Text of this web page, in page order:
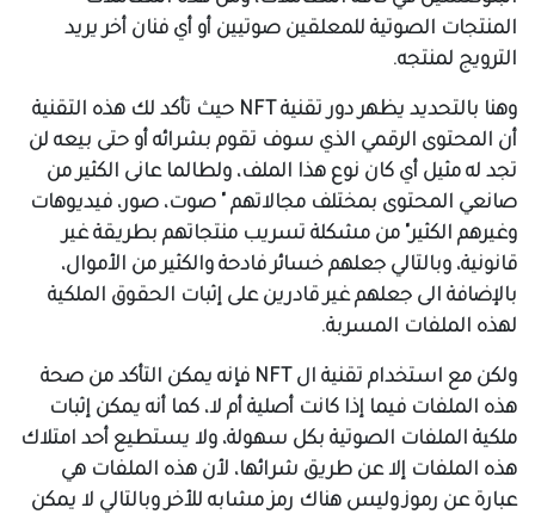
المنتجات الصوتية للمعلقين صوتيين أو أي فنان أخر يريد
الترويج لمنتجه.
وهنا بالتحديد يظهر دور تقنية NFT حيث تأكد لك هذه التقنية
أن المحتوى الرقمي الذي سوف تقوم بشرائه أو حتى بيعه لن
تجد له مثيل أي كان نوع هذا الملف، ولطالما عانى الكثير من
صانعي المحتوى بمختلف مجالاتهم " صوت، صور، فيديوهات
وغيرهم الكثير" من مشكلة تسريب منتجاتهم بطريقة غير
قانونية، وبالتالي جعلهم خسائر فادحة والكثير من الأموال،
بالإضافة الى جعلهم غير قادرين على إثبات الحقوق الملكية
لهذه الملفات المسربة.
ولكن مع استخدام تقنية ال NFT فإنه يمكن التأكد من صحة
هذه الملفات فيما إذا كانت أصلية أم لا، كما أنه يمكن إثبات
ملكية الملفات الصوتية بكل سهولة، ولا يستطيع أحد امتلاك
هذه الملفات إلا عن طريق شرائها، لأن هذه الملفات هي
عبارة عن رموز وليس هناك رمز مشابه للأخر وبالتالي لا يمكن